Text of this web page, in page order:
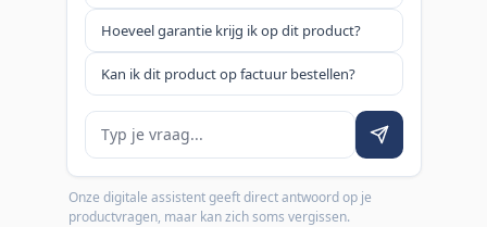
Hoeveel garantie krijg ik op dit product?
Kan ik dit product op factuur bestellen?
Je vraag
Onze digitale assistent geeft direct antwoord op je
productvragen, maar kan zich soms vergissen.